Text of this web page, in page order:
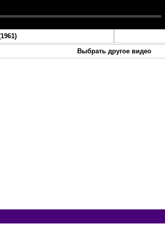
Выбрать другое видео